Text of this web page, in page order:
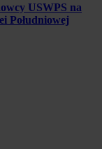
USWPS na
Południowej